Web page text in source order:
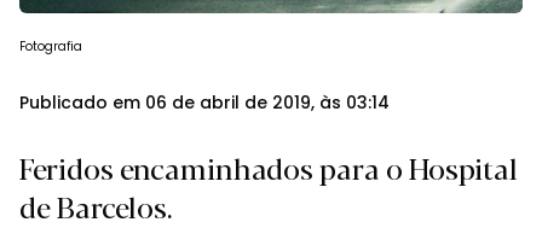
Fotografia
Publicado em 06 de abril de 2019, às 03:14
Feridos encaminhados para o Hospital
de Barcelos.